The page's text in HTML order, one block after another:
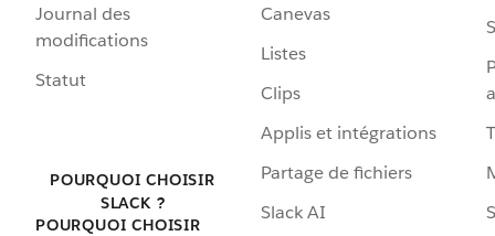
Journal des
modifications
Statut
POURQUOI CHOISIR
SLACK ?
POURQUOI CHOISIR
Canevas
Listes
Clips
Applis et intégrations
Partage de fichiers
Slack AI